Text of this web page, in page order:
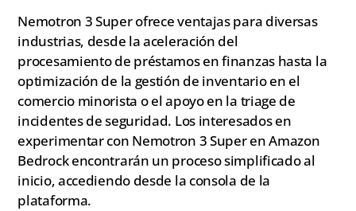
Nemotron 3 Super ofrece ventajas para diversas
industrias, desde la aceleración del
procesamiento de préstamos en finanzas hasta la
optimización de la gestión de inventario en el
comercio minorista o el apoyo en la triage de
incidentes de seguridad. Los interesados en
experimentar con Nemotron 3 Super en Amazon
Bedrock encontrarán un proceso simplificado al
inicio, accediendo desde la consola de la
plataforma.